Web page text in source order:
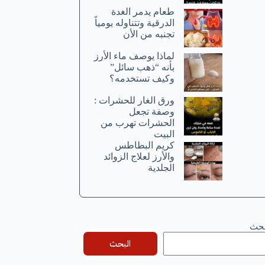
طعام يدمر الغدة
الدرقية وتتناوله يومياً
تجنبه من الأن
لماذا يوصف ماء الأرز
بأنه “ذهب سائل”
وكيف تستخدمه؟
ورق الغار للحشرات :
وصفة تجعل
الحشرات تهرب من
البيت
كريم البطاطس
والأرز لعلاج الزوائد
الجلدية
البحث